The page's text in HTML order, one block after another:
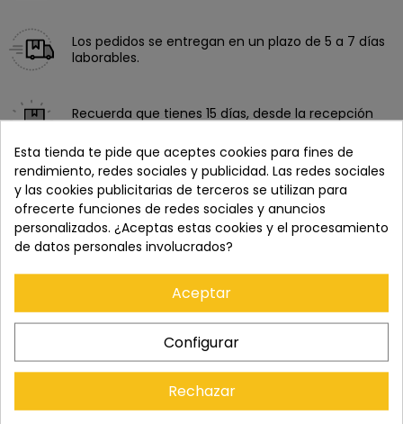
Los pedidos se entregan en un plazo de 5 a 7 días
laborables.
Recuerda que tienes 15 días, desde la recepción
DESCRIPCIÓN
Esta tienda te pide que aceptes cookies para fines de
rendimiento, redes sociales y publicidad. Las redes sociales
y las cookies publicitarias de terceros se utilizan para
ofrecerte funciones de redes sociales y anuncios
personalizados. ¿Aceptas estas cookies y el procesamiento
de datos personales involucrados?
Aceptar
Configurar
Rechazar